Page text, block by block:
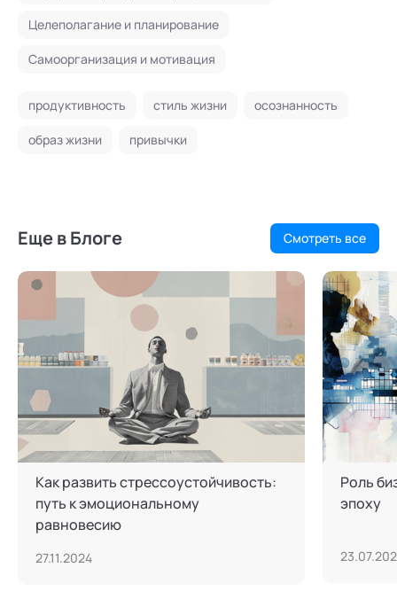
Целеполагание и планирование
Самоорганизация и мотивация
продуктивность стиль жизни осознанность
образ жизни привычки
Еще в Блоге Смотреть все
Как развить стрессоустойчивость:
путь к эмоциональному
равновесию
27.11.2024
Роль
эпоху